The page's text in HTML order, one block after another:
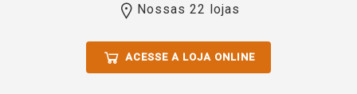
Nossas 22 lojas
ACESSE A LOJA ONLINE